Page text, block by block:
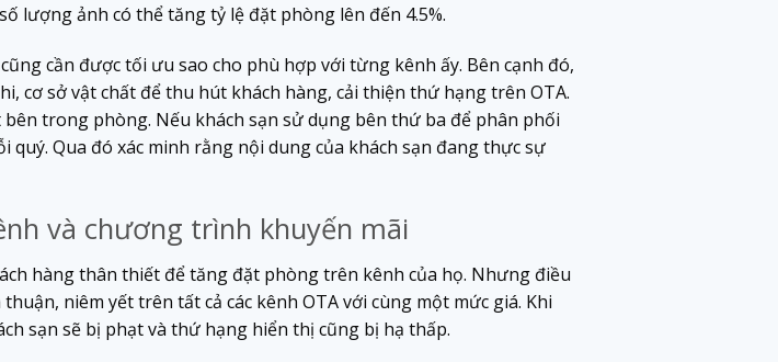
lượng ảnh có thể tăng tỷ lệ đặt phòng lên đến 4.5%.
cần được tối ưu sao cho phù hợp với từng kênh ấy. Bên cạnh đó,
cơ sở vật chất để thu hút khách hàng, cải thiện thứ hạng trên OTA.
trong phòng. Nếu khách sạn sử dụng bên thứ ba để phân phối
Qua đó xác minh rằng nội dung của khách sạn đang thực sự
và chương trình khuyến mãi
hàng thân thiết để tăng đặt phòng trên kênh của họ. Nhưng điều
niêm yết trên tất cả các kênh OTA với cùng một mức giá. Khi
sạn sẽ bị phạt và thứ hạng hiển thị cũng bị hạ thấp.